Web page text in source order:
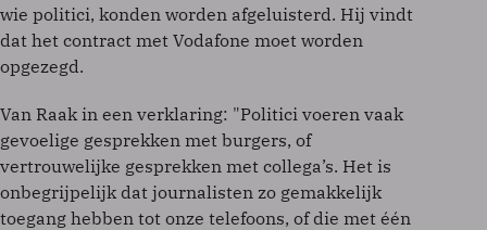
wie politici, konden worden afgeluisterd. Hij vindt
dat het contract met Vodafone moet worden
opgezegd.
Van Raak in een verklaring: "Politici voeren vaak
gevoelige gesprekken met burgers, of
vertrouwelijke gesprekken met collega’s. Het is
onbegrijpelijk dat journalisten zo gemakkelijk
toegang hebben tot onze telefoons, of die met één